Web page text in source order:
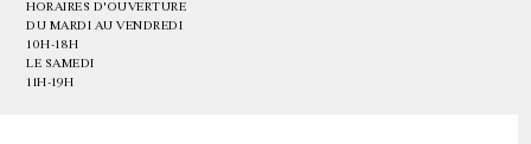
HORAIRES D'OUVERTURE
DU MARDI AU VENDREDI
10H-18H
LE SAMEDI
11H-19H